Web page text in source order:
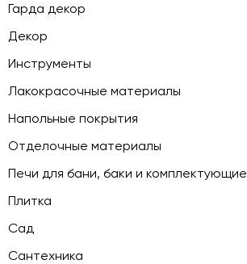
Гарда декор
Декор
Инструменты
Лакокрасочные материалы
Напольные покрытия
Отделочные материалы
Печи для бани, баки и комплектующие
Плитка
Сад
Сантехника